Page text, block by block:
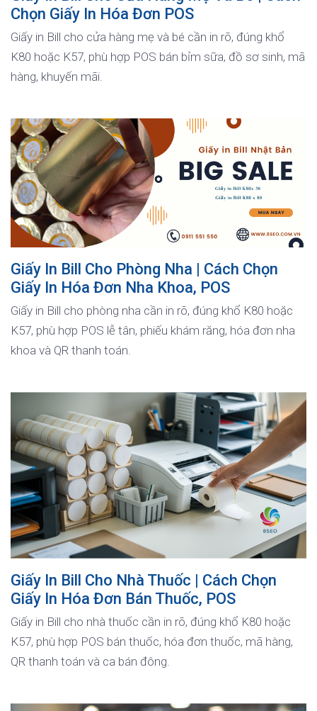
Chọn Giấy In Hóa Đơn POS
Giấy in Bill cho cửa hàng mẹ và bé cần in rõ, đúng khổ
K80 hoặc K57, phù hợp POS bán bỉm sữa, đồ sơ sinh, mã
hàng, khuyến mãi.
Giấy In Bill Cho Phòng Nha | Cách Chọn
Giấy In Hóa Đơn Nha Khoa, POS
Giấy in Bill cho phòng nha cần in rõ, đúng khổ K80 hoặc
K57, phù hợp POS lễ tân, phiếu khám răng, hóa đơn nha
khoa và QR thanh toán.
Giấy In Bill Cho Nhà Thuốc | Cách Chọn
Giấy In Hóa Đơn Bán Thuốc, POS
Giấy in Bill cho nhà thuốc cần in rõ, đúng khổ K80 hoặc
K57, phù hợp POS bán thuốc, hóa đơn thuốc, mã hàng,
QR thanh toán và ca bán đông.